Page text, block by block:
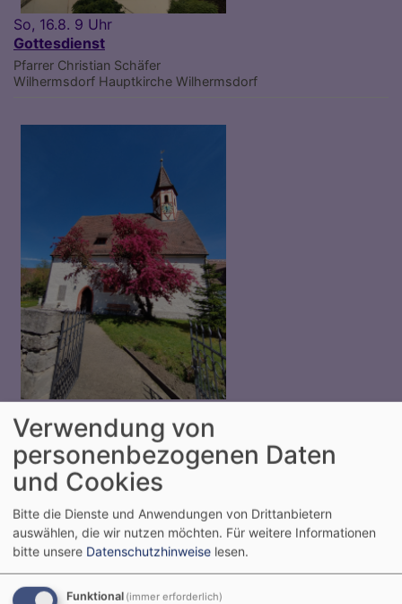
So, 16.8. 9 Uhr
Gottesdienst
Pfarrer Christian Schäfer
Wilhermsdorf Hauptkirche Wilhermsdorf
Gottesdienst
Pfr. Christian Schäfer
Neuhof a.d.Zenn St. Johanneskirche Hirschneuses
Verwendung von
personenbezogenen Daten
und Cookies
Bitte die Dienste und Anwendungen von Drittanbietern
auswählen, die wir nutzen möchten. Für weitere Informationen
bitte unsere Datenschutzhinweise lesen.
Funktional (immer erforderlich)